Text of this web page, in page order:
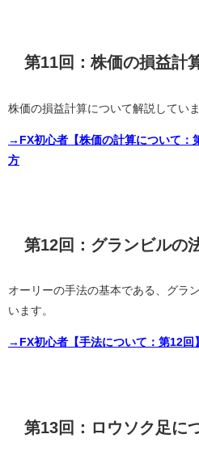
第11回：株価の損益計
株価の損益計算について解説していま
→FX初心者【株価の計算について：
方
第12回：グランビルの
オーリーの手法の基本である、グラ
います。
→FX初心者【手法について：第12回
第13回：ロウソク足に